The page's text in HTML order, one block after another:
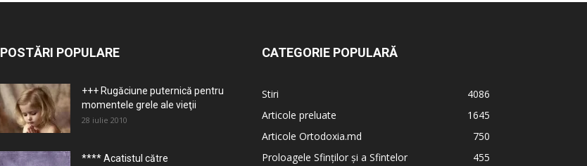
POSTĂRI POPULARE
+++ Rugăciune puternică pentru
momentele grele ale vieţii
28 iulie 2010
**** Acatistul către
CATEGORIE POPULARĂ
Stiri
4086
Articole preluate
1645
Articole Ortodoxia.md
750
Proloagele Sfinților și a Sfintelor
455